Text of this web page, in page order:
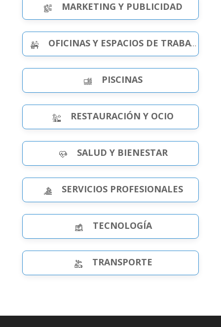
MARKETING Y PUBLICIDAD
OFICINAS Y ESPACIOS DE TRABAJO
PISCINAS
RESTAURACIÓN Y OCIO
SALUD Y BIENESTAR
SERVICIOS PROFESIONALES
TECNOLOGÍA
TRANSPORTE